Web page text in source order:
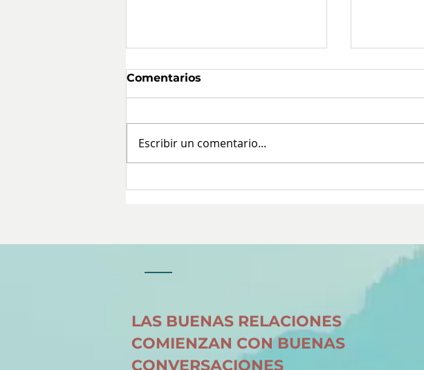
Comentarios
Escribir un comentario...
LAS BUENAS RELACIONES
COMIENZAN CON BUENAS
CONVERSACIONES